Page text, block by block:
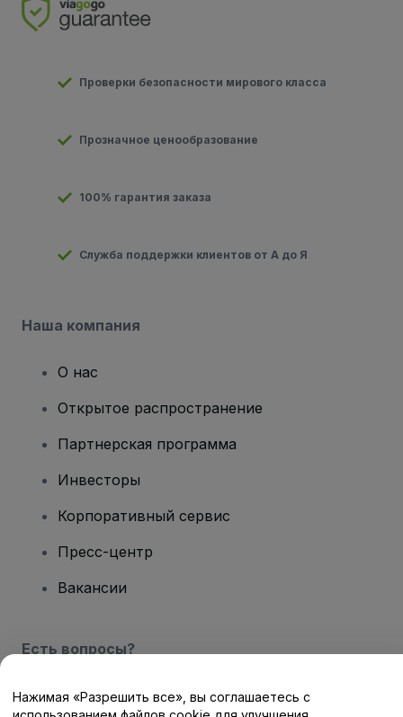
Проверки безопасности мирового класса
Прозначное ценообразование
100% гарантия заказа
Служба поддержки клиентов от А до Я
Наша компания
О нас
Открытое распространение
Партнерская программа
Инвесторы
Корпоративный сервис
Пресс-центр
Вакансии
Есть вопросы?
Центр помощи / Свяжитесь с нами
Нажимая «Разрешить все», вы соглашаетесь с